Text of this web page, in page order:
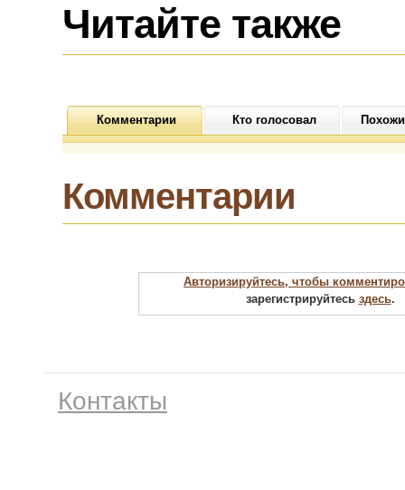
Читайте также
Комментарии Кто голосовал
Комментарии
Авторизируйтесь, чтобы
зарегистрируйтесь здесь.
Контакты